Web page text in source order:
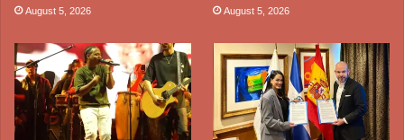
August 5, 2026 August 5, 2026